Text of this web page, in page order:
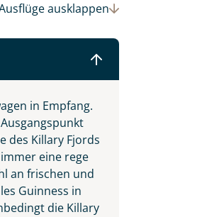
ausklappen
in Empfang.
des Killary Fjords
eine rege
an frischen und
Guinness in
die Killary